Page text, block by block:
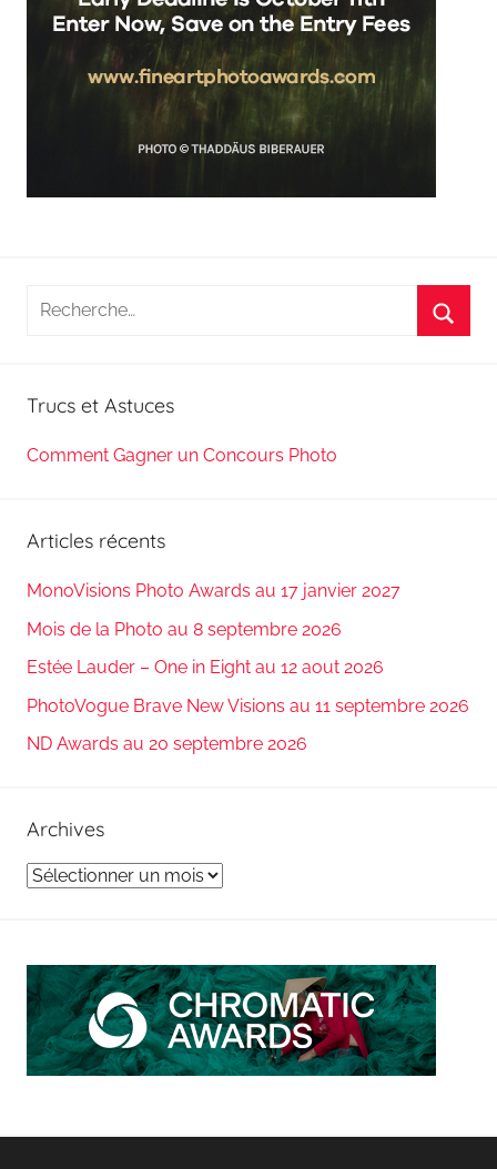
Recherche
Trucs et Astuces
Comment Gagner un Concours Photo
Articles récents
MonoVisions Photo Awards au 17 janvier 2027
Mois de la Photo au 8 septembre 2026
Estée Lauder – One in Eight au 12 aout 2026
PhotoVogue Brave New Visions au 11 septembre 2026
ND Awards au 20 septembre 2026
Archives
Archives